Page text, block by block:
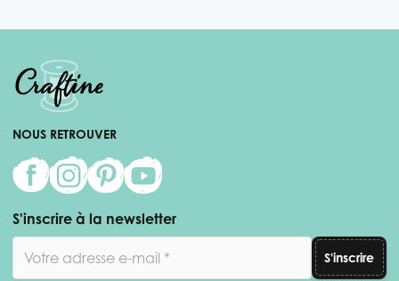
NOUS RETROUVER
S'inscrire à la newsletter
S'inscrire